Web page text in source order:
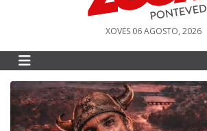
XOVES 06 AGOSTO, 2026